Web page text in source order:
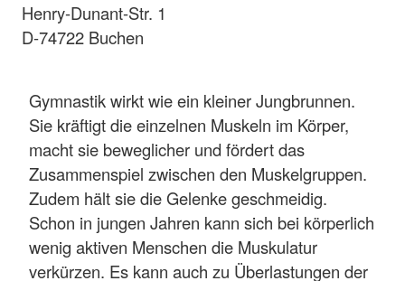
Henry-Dunant-Str. 1
D-74722 Buchen
Gymnastik wirkt wie ein kleiner Jungbrunnen.
Sie kräftigt die einzelnen Muskeln im Körper,
macht sie beweglicher und fördert das
Zusammenspiel zwischen den Muskelgruppen.
Zudem hält sie die Gelenke geschmeidig.
Schon in jungen Jahren kann sich bei körperlich
wenig aktiven Menschen die Muskulatur
verkürzen. Es kann auch zu Überlastungen der